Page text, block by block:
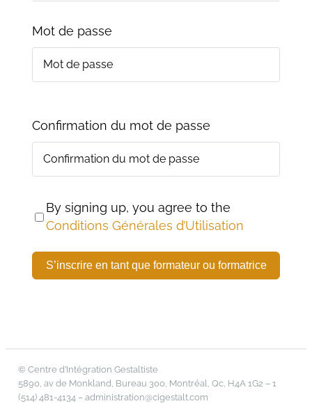
Mot de passe
Confirmation du mot de passe
By signing up, you agree to the
Conditions Générales d’Utilisation
S’inscrire en tant que formateur ou formatrice
© Centre d’Intégration Gestaltiste
5890, av de Monkland, Bureau 300, Montréal, Qc, H4A 1G2 – 1
(514) 481-4134 –administration@cigestalt.com